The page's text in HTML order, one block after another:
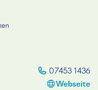
07453 1436
Webseite